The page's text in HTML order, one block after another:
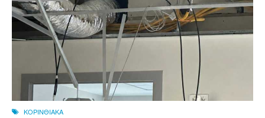
ΚΟΡΙΝΘΙΑΚΑ